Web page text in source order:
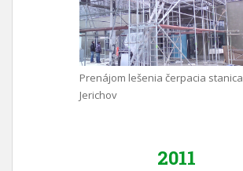
Prenájom lešenia čerpacia stanica
Jerichov
2011